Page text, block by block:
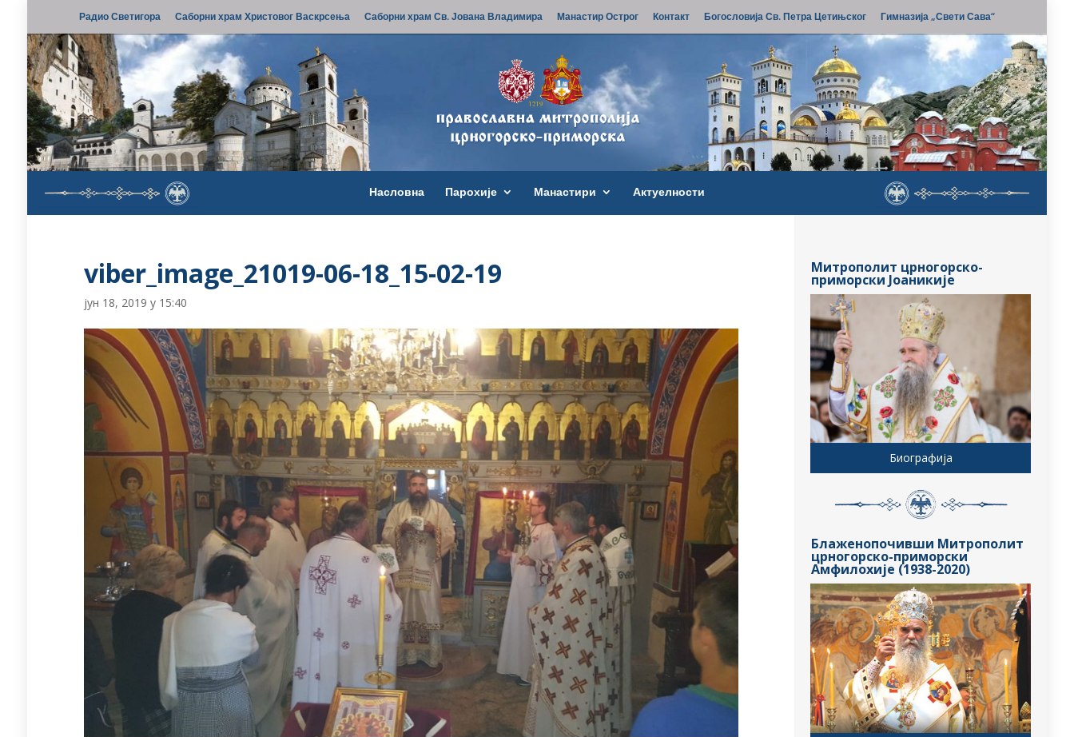
Радио Светигора Саборни храм Христовог Васкрсења Саборни храм Св. Јована Владимира Манастир Острог Контакт Богословија Св. Петра Цетињског Гимназија „Свети Сава“
Насловна Парохије Манастири Актуелности
viber_image_21019-06-18_15-02-19
јун 18, 2019 у 15:40
Митрополит црногорско-
приморски Јоаникије
Биографија
Блаженопочивши Митрополит
црногорско-приморски
Амфилохије (1938-2020)